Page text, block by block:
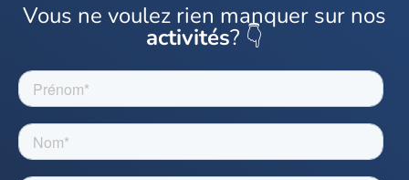
Vous ne voulez rien manquer sur nos
activités? 👇